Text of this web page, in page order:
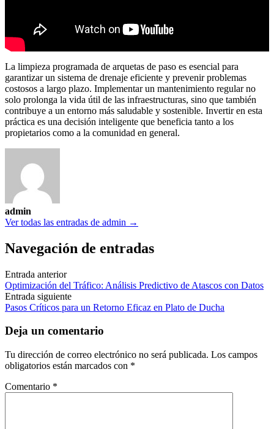
La limpieza programada de arquetas de paso es esencial para
garantizar un sistema de drenaje eficiente y prevenir problemas
costosos a largo plazo. Implementar un mantenimiento regular no
solo prolonga la vida útil de las infraestructuras, sino que también
contribuye a un entorno más saludable y sostenible. Invertir en esta
práctica es una decisión inteligente que beneficia tanto a los
propietarios como a la comunidad en general.
admin
Ver todas las entradas de admin →
Navegación de entradas
Entrada anterior
Optimización del Tráfico: Análisis Predictivo de Atascos con Datos
Entrada siguiente
Pasos Críticos para un Retorno Eficaz en Plato de Ducha
Deja un comentario
Tu dirección de correo electrónico no será publicada. Los campos
obligatorios están marcados con *
Comentario *